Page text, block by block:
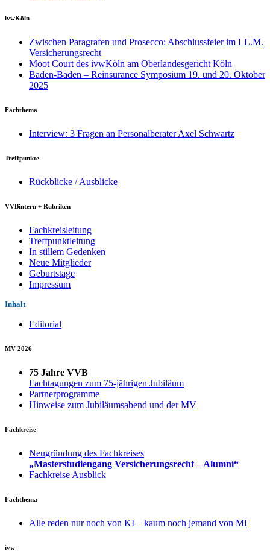
ivwKöln
Zwischen Paragrafen und Prosecco: Abschlussfeier im LL.M.
Versicherungsrecht
Moot Court des ivwKöln am Oberlandesgericht Köln
Baden-Baden – Reinsurance Symposium 19. und 20. Oktober
2025
Fachthema
Interview: 3 Fragen an Personalberater Axel Schwartz
Treffpunkte
Rückblicke / Ausblicke
VVBintern + Rubriken
Fachkreisleitung
Treffpunktleitung
In stillem Gedenken
Neue Mitglieder
Geburtstage
Impressum
Inhalt
Editorial
MV 2026
75 Jahre VVB
Fachtagungen zum 75-jährigen Jubiläum
Partnerprogramme
Hinweise zum Jubiläumsabend und der MV
Fachkreise
Neugründung des Fachkreises
„Masterstudiengang Versicherungsrecht – Alumni“
Fachkreise Ausblick
Fachthema
Alle reden nur noch von KI – kaum noch jemand von MI
ivw